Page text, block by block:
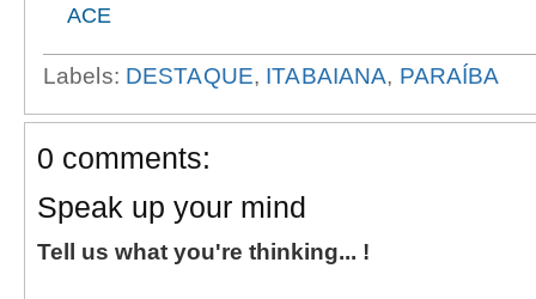
ACE
Labels: DESTAQUE, ITABAIANA, PARAÍBA
0 comments:
Speak up your mind
Tell us what you're thinking... !